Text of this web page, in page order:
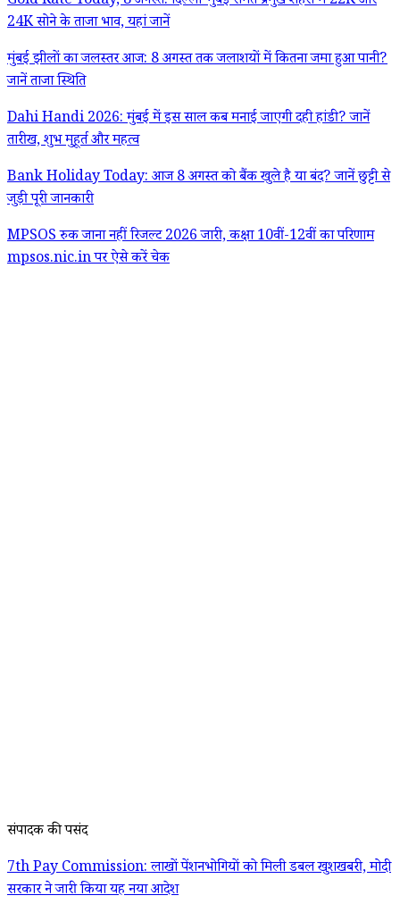
24K सोने के ताजा भाव, यहां जानें
मुंबई झीलों का जलस्तर आज: 8 अगस्त तक जलाशयों में कितना जमा हुआ पानी?
जानें ताजा स्थिति
Dahi Handi 2026: मुंबई में इस साल कब मनाई जाएगी दही हांडी? जानें
तारीख, शुभ मुहूर्त और महत्व
Bank Holiday Today: आज 8 अगस्त को बैंक खुले है या बंद? जानें छुट्टी से
जुड़ी पूरी जानकारी
MPSOS रुक जाना नहीं रिजल्ट 2026 जारी, कक्षा 10वीं-12वीं का परिणाम
mpsos.nic.in पर ऐसे करें चेक
संपादक की पसंद
7th Pay Commission: लाखों पेंशनभोगियों को मिली डबल खुशखबरी, मोदी
सरकार ने जारी किया यह नया आदेश